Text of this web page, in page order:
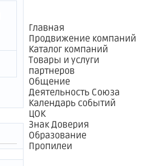
Главная
Продвижение компаний
Каталог компаний
Товары и услуги
партнеров
Общение
Деятельность Союза
Календарь событий
ЦОК
Знак Доверия
Образование
Пропилеи